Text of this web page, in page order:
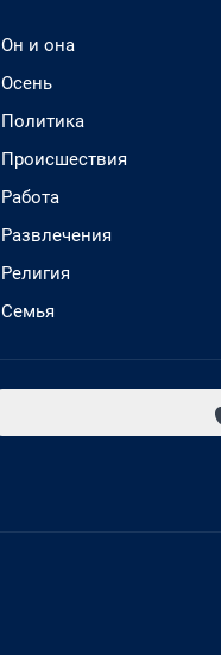
Он и она
Осень
Политика
Происшествия
Работа
Развлечения
Религия
Семья